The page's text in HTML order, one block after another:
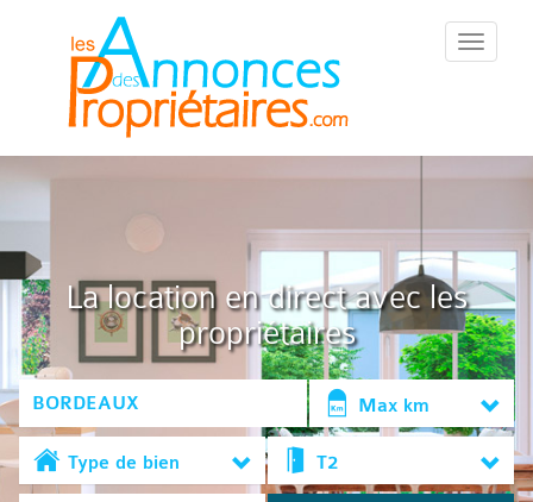
::Menu::
La location en direct avec les
propriétaires
Max km
Type de bien T2